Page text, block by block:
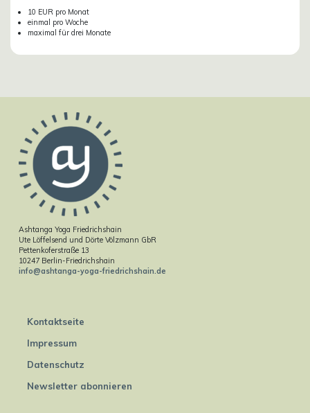
10 EUR pro Monat
einmal pro Woche
maximal für drei Monate
Ashtanga Yoga Friedrichshain
Ute Löffelsend und Dörte Völzmann GbR
Pettenkoferstraße 13
10247 Berlin-Friedrichshain
info@ashtanga-yoga-friedrichshain.de
Kontaktseite
Impressum
Datenschutz
Newsletter abonnieren